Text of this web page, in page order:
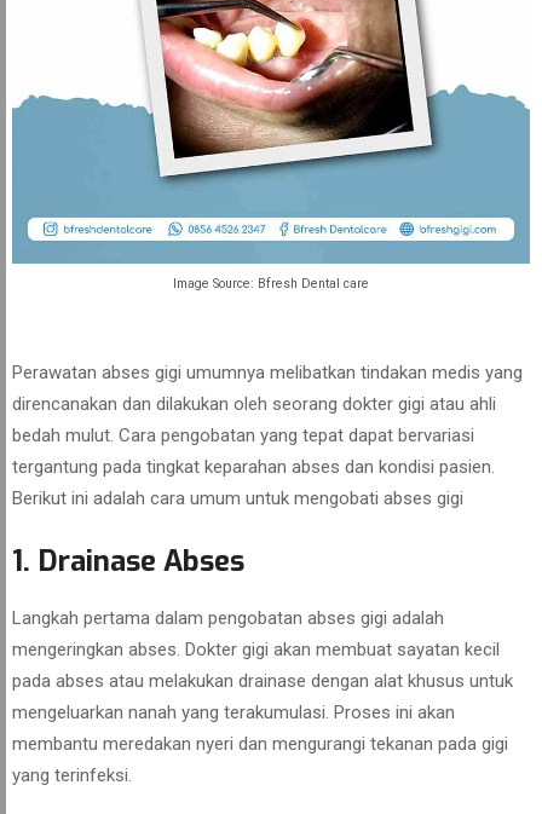
Image Source: Bfresh Dental care
Perawatan abses gigi umumnya melibatkan tindakan medis yang
direncanakan dan dilakukan oleh seorang dokter gigi atau ahli
bedah mulut. Cara pengobatan yang tepat dapat bervariasi
tergantung pada tingkat keparahan abses dan kondisi pasien.
Berikut ini adalah cara umum untuk mengobati abses gigi
1. Drainase Abses
Langkah pertama dalam pengobatan abses gigi adalah
mengeringkan abses. Dokter gigi akan membuat sayatan kecil
pada abses atau melakukan drainase dengan alat khusus untuk
mengeluarkan nanah yang terakumulasi. Proses ini akan
membantu meredakan nyeri dan mengurangi tekanan pada gigi
yang terinfeksi.